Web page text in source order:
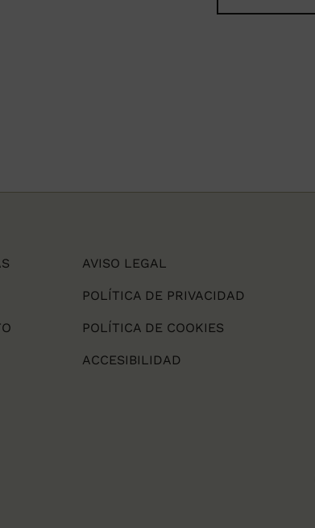
AVISO LEGAL
POLÍTICA DE PRIVACIDAD
POLÍTICA DE COOKIES
ACCESIBILIDAD